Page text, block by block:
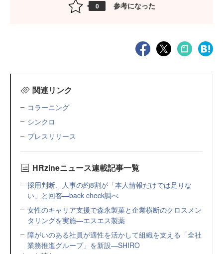
0 参考になった
関連リンク
コラーニング
シンクロ
プレスリリース
HRzineニュース連載記事一覧
採用判断、人事の約8割が「本人情報だけでは足りな
い」と回答—back check調べ
女性のキャリア支援で森永製菓と企業横断のクロスメン
タリングを実施—エスエス製薬
障がいのある社員が適性を活かして組織を支える「全社
業務推進グループ」を新設—SHIRO